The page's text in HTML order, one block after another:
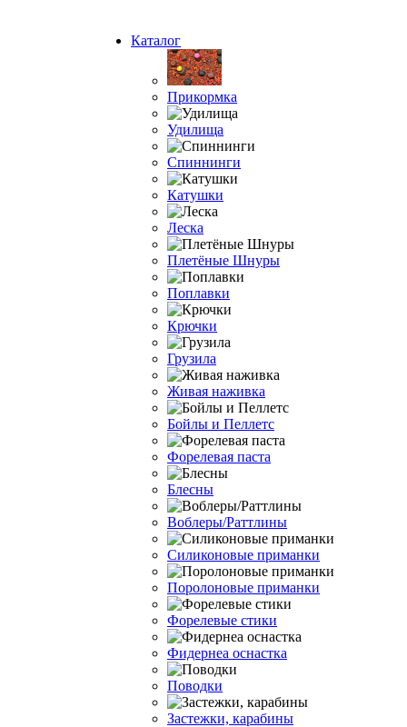
Каталог
Прикормка
Удилища
Спиннинги
Катушки
Леска
Плетёные Шнуры
Поплавки
Крючки
Грузила
Живая наживка
Бойлы и Пеллетс
Форелевая паста
Блесны
Воблеры/Раттлины
Силиконовые приманки
Поролоновые приманки
Форелевые стики
Фидернеа оснастка
Поводки
Застежки, карабины